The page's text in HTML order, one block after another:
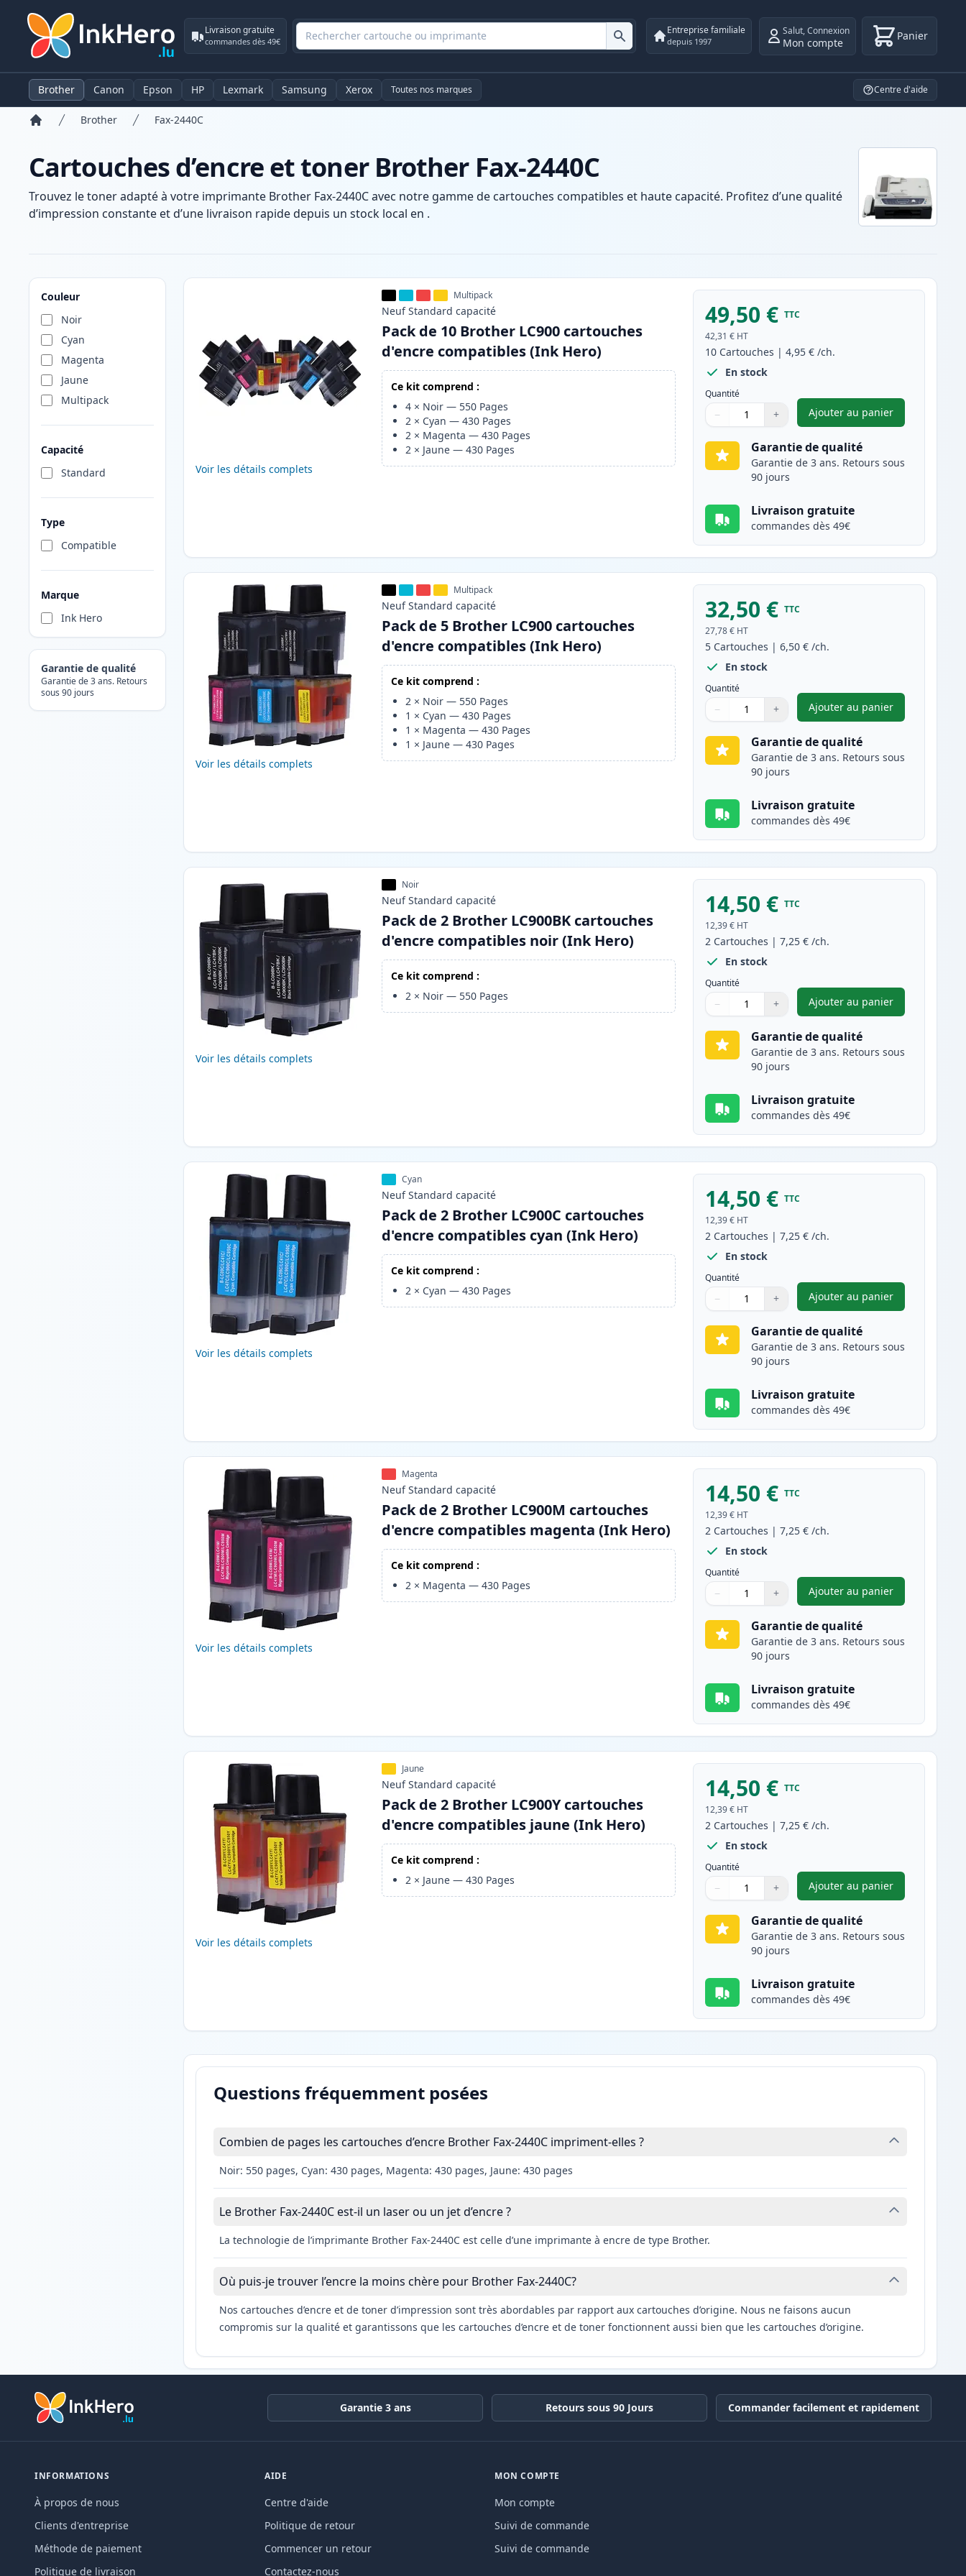
Livraison gratuite
commandes dès 49€
Entreprise familiale
depuis 1997
Salut,Connexion
Mon compte Panier
Brother Canon Epson HP Lexmark Samsung Xerox Toutes nos marques Centre d'aide
Brother Fax-2440C
Cartouches d’encre et toner Brother Fax-2440C
Trouvez le toner adapté à votre imprimante Brother Fax-2440C avec notre gamme de cartouches compatibles et haute capacité. Profitez d’une qualité
d’impression constante et d’une livraison rapide depuis un stock local en .
Couleur
Noir
Cyan
Magenta
Jaune
Multipack
Capacité
Standard
Type
Compatible
Marque
Ink Hero
Garantie de qualité
Garantie de 3 ans. Retours
sous 90 jours
Produits
Voir les détails complets
Multipack
Neuf Standard capacité
Pack de 10 Brother LC900 cartouches
d'encre compatibles (Ink Hero)
Ce kit comprend :
4 × Noir — 550 Pages
2 × Cyan —430 Pages
2 × Magenta —430 Pages
2 × Jaune —430 Pages
49,50 € TTC
42,31 € HT
10 Cartouches |4,95 € /ch.
En stock
Quantité
Quantité
Utilisez les boutons pour ajuster
− +
Quantité
Ajouter au panier
,Pack de 10 Brother
Garantie de qualité
Garantie de 3 ans. Retours sous
90 jours
Livraison gratuite
commandes dès 49€
Voir les détails complets
Multipack
Neuf Standard capacité
Pack de 5 Brother LC900 cartouches
d'encre compatibles (Ink Hero)
Ce kit comprend :
2 × Noir — 550 Pages
1 × Cyan —430 Pages
1 × Magenta —430 Pages
1 × Jaune —430 Pages
32,50 € TTC
27,78 € HT
5 Cartouches |6,50 € /ch.
En stock
Quantité
Quantité
Utilisez les boutons pour ajuster
− +
Quantité
Ajouter au panier
,Pack de 5 Brother
Garantie de qualité
Garantie de 3 ans. Retours sous
90 jours
Livraison gratuite
commandes dès 49€
Voir les détails complets
Noir
Neuf Standard capacité
Pack de 2 Brother LC900BK cartouches
d'encre compatibles noir (Ink Hero)
Ce kit comprend :
2 × Noir — 550 Pages
14,50 € TTC
12,39 € HT
2 Cartouches |7,25 € /ch.
En stock
Quantité
Quantité
Utilisez les boutons pour ajuster
− +
Quantité
Ajouter au panier
,Pack de 2 Brother
Garantie de qualité
Garantie de 3 ans. Retours sous
90 jours
Livraison gratuite
commandes dès 49€
Voir les détails complets
Cyan
Neuf Standard capacité
Pack de 2 Brother LC900C cartouches
d'encre compatibles cyan (Ink Hero)
Ce kit comprend :
2 × Cyan —430 Pages
14,50 € TTC
12,39 € HT
2 Cartouches |7,25 € /ch.
En stock
Quantité
Quantité
Utilisez les boutons pour ajuster
− +
Quantité
Ajouter au panier
,Pack de 2 Brother
Garantie de qualité
Garantie de 3 ans. Retours sous
90 jours
Livraison gratuite
commandes dès 49€
Voir les détails complets
Magenta
Neuf Standard capacité
Pack de 2 Brother LC900M cartouches
d'encre compatibles magenta (Ink Hero)
Ce kit comprend :
2 × Magenta —430 Pages
14,50 € TTC
12,39 € HT
2 Cartouches |7,25 € /ch.
En stock
Quantité
Quantité
Utilisez les boutons pour ajuster
− +
Quantité
Ajouter au panier
,Pack de 2 Brother
Garantie de qualité
Garantie de 3 ans. Retours sous
90 jours
Livraison gratuite
commandes dès 49€
Voir les détails complets
Jaune
Neuf Standard capacité
Pack de 2 Brother LC900Y cartouches
d'encre compatibles jaune (Ink Hero)
Ce kit comprend :
2 × Jaune —430 Pages
14,50 € TTC
12,39 € HT
2 Cartouches |7,25 € /ch.
En stock
Quantité
Quantité
Utilisez les boutons pour ajuster
− +
Quantité
Ajouter au panier
,Pack de 2 Brother
Garantie de qualité
Garantie de 3 ans. Retours sous
90 jours
Livraison gratuite
commandes dès 49€
Questions fréquemment posées
Combien de pages les cartouches d’encre Brother Fax-2440C impriment-elles ?
Noir: 550 pages, Cyan: 430 pages, Magenta: 430 pages, Jaune: 430 pages
Le Brother Fax-2440C est-il un laser ou un jet d’encre ?
La technologie de l’imprimante Brother Fax-2440C est celle d’une imprimante à encre de type Brother.
Où puis-je trouver l’encre la moins chère pour Brother Fax-2440C?
Nos cartouches d’encre et de toner d’impression sont très abordables par rapport aux cartouches d’origine. Nous ne faisons aucun
compromis sur la qualité et garantissons que les cartouches d’encre et de toner fonctionnent aussi bien que les cartouches d’origine.
Garantie 3 ans Retours sous 90 Jours Commander facilement et rapidement
INFORMATIONS
À propos de nous
Clients d'entreprise
Méthode de paiement
Politique de livraison
AIDE
Centre d'aide
Politique de retour
Commencer un retour
Contactez-nous
MON COMPTE
Mon compte
Suivi de commande
Suivi de commande